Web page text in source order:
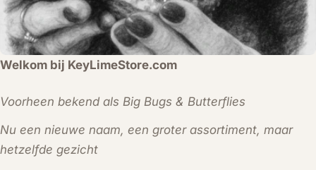
Welkom bij KeyLimeStore.com
Voorheen bekend als Big Bugs & Butterflies
Nu een nieuwe naam, een groter assortiment, maar
hetzelfde gezicht